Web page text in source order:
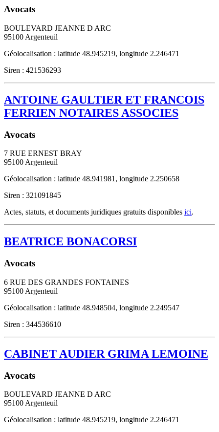
Avocats
BOULEVARD JEANNE D ARC
95100 Argenteuil
Géolocalisation : latitude 48.945219, longitude 2.246471
Siren : 421536293
ANTOINE GAULTIER ET FRANCOIS
FERRIEN NOTAIRES ASSOCIES
Avocats
7 RUE ERNEST BRAY
95100 Argenteuil
Géolocalisation : latitude 48.941981, longitude 2.250658
Siren : 321091845
Actes, statuts, et documents juridiques gratuits disponibles ici.
BEATRICE BONACORSI
Avocats
6 RUE DES GRANDES FONTAINES
95100 Argenteuil
Géolocalisation : latitude 48.948504, longitude 2.249547
Siren : 344536610
CABINET AUDIER GRIMA LEMOINE
Avocats
BOULEVARD JEANNE D ARC
95100 Argenteuil
Géolocalisation : latitude 48.945219, longitude 2.246471